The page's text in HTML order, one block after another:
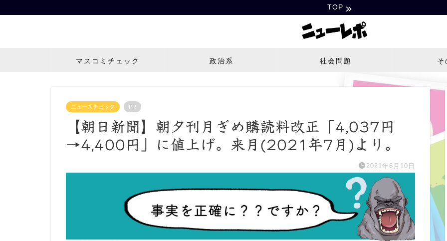
TOP
マスコミチェック 政治系 社会問題 そ
ニュースチェック PR
【朝日新聞】朝夕刊月ぎめ購読料改正「4,037円
→4,400円」に値上げ。来月(2021年7月)より。
2021年6月10日